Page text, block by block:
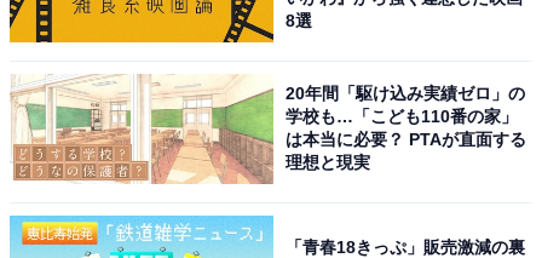
8選
20年間「駆け込み実績ゼロ」の
学校も…「こども110番の家」
は本当に必要？ PTAが直面する
理想と現実
「青春18きっぷ」販売激減の裏